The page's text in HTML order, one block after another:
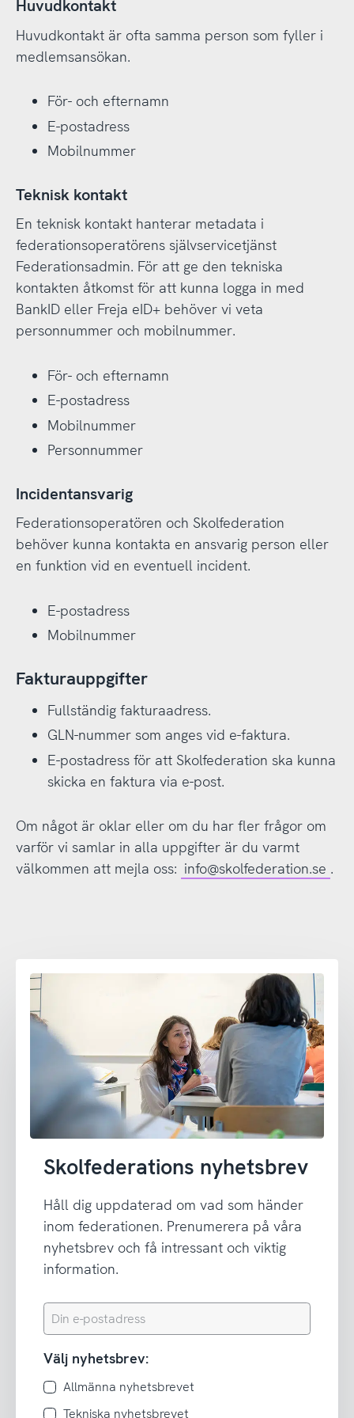
Huvudkontakt
Huvudkontakt är ofta samma person som fyller i
medlemsansökan.
För- och efternamn
E-postadress
Mobilnummer
Teknisk kontakt
En teknisk kontakt hanterar metadata i
federationsoperatörens självservicetjänst
Federationsadmin. För att ge den tekniska
kontakten åtkomst för att kunna logga in med
BankID eller Freja eID+ behöver vi veta
personnummer och mobilnummer.
För- och efternamn
E-postadress
Mobilnummer
Personnummer
Incidentansvarig
Federationsoperatören och Skolfederation
behöver kunna kontakta en ansvarig person eller
en funktion vid en eventuell incident.
E-postadress
Mobilnummer
Fakturauppgifter
Fullständig fakturaadress.
GLN-nummer som anges vid e-faktura.
E-postadress för att Skolfederation ska kunna
skicka en faktura via e-post.
Om något är oklar eller om du har fler frågor om
varför vi samlar in alla uppgifter är du varmt
välkommen att mejla oss: info@skolfederation.se .
Skolfederations nyhetsbrev
Håll dig uppdaterad om vad som händer
inom federationen. Prenumerera på våra
nyhetsbrev och få intressant och viktig
information.
Din
e-
Välj nyhetsbrev:
Allmänna nyhetsbrevet
Tekniska nyhetsbrevet